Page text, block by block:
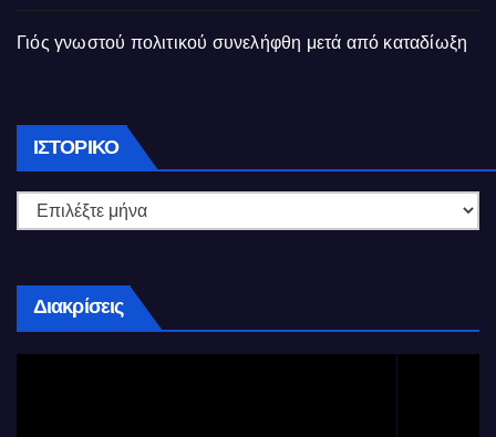
Γιός γνωστού πολιτικού συνελήφθη μετά από καταδίωξη
ΙΣΤΟΡΙΚΌ Ιστορικό
Διακρίσεις